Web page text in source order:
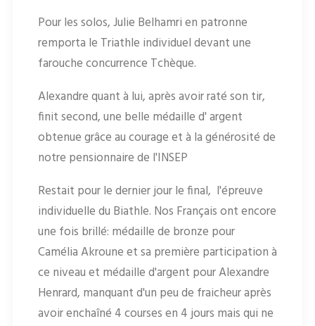
Pour les solos, Julie Belhamri en patronne
remporta le Triathle individuel devant une
farouche concurrence Tchèque.
Alexandre quant à lui, après avoir raté son tir,
finit second, une belle médaille d' argent
obtenue grâce au courage et à la générosité de
notre pensionnaire de l'INSEP
Restait pour le dernier jour le final, l'épreuve
individuelle du Biathle. Nos Français ont encore
une fois brillé: médaille de bronze pour
Camélia Akroune et sa première participation à
ce niveau et médaille d'argent pour Alexandre
Henrard, manquant d'un peu de fraicheur après
avoir enchaîné 4 courses en 4 jours mais qui ne